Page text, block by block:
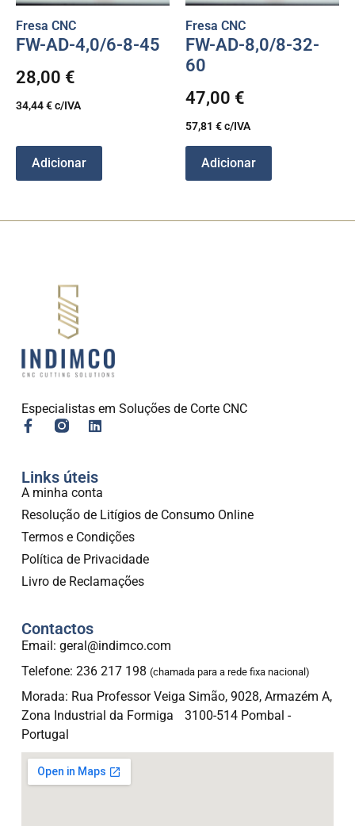
Fresa CNC
FW-AD-4,0/6-8-45
28,00 €
34,44€c/IVA
Adicionar
Fresa CNC
FW-AD-8,0/8-32-
60
47,00 €
57,81 €c/IVA
Adicionar
Especialistas em Soluções de Corte CNC
Links úteis
A minha conta
Resolução de Litígios de Consumo Online
Termos e Condições
Política de Privacidade
Livro de Reclamações
Contactos
Email: geral@indimco.com
Telefone: 236 217 198 (chamada para a rede fixa nacional)
Morada: Rua Professor Veiga Simão, 9028, Armazém A,
Zona Industrial da Formiga 3100-514 Pombal -
Portugal